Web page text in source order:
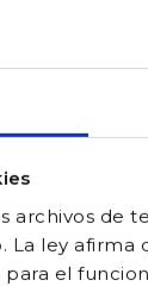
archivos de
La ley
el